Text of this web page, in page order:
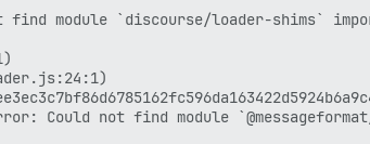
do hCaptcha: Timeout::Error
find module `discourse/loader-shims`
Could not find module